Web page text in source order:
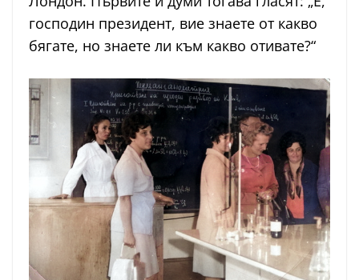
господин президент, вие знаете от какво
бягате, но знаете ли към какво отивате?“